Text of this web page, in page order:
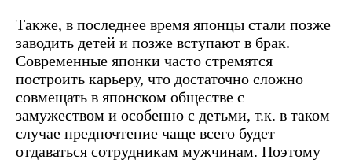
Также, в последнее время японцы стали позже
заводить детей и позже вступают в брак.
Современные японки часто стремятся
построить карьеру, что достаточно сложно
совмещать в японском обществе с
замужеством и особенно с детьми, т.к. в таком
случае предпочтение чаще всего будет
отдаваться сотрудникам мужчинам. Поэтому